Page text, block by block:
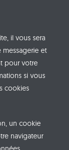
il vous sera
messagerie et
pour votre
si vous
cookies
un cookie
navigateur